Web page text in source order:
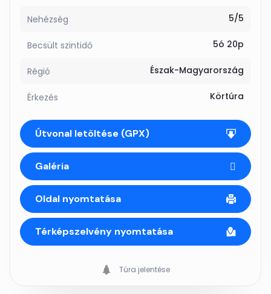
Nehézség 5/5
Becsült szintidő 5ó 20p
Régió Észak-Magyarország
Érkezés Körtúra
Útvonal letöltése (GPX)
Galéria
Oldal nyomtatása
Térképszelvény nyomtatása
Túra jelentése